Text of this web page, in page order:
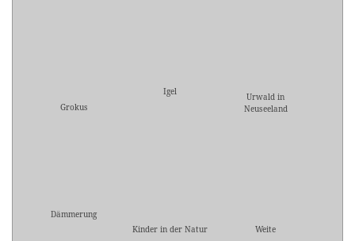
Grokus
Igel
Urwald in
Neuseeland
Dämmerung
Kinder in der Natur
Weite